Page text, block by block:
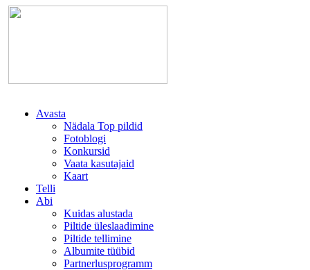
Avasta
Nädala Top pildid
Fotoblogi
Konkursid
Vaata kasutajaid
Kaart
Telli
Abi
Kuidas alustada
Piltide üleslaadimine
Piltide tellimine
Albumite tüübid
Partnerlusprogramm